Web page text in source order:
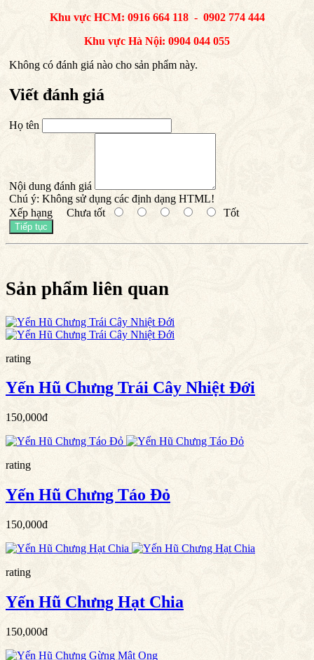
Khu vực HCM: 0916 664 118 - 0902 774 444
Khu vực Hà Nội: 0904 044 055
Không có đánh giá nào cho sản phẩm này.
Viết đánh giá
Họ tên
Nội dung đánh giá
Chú ý: Không sử dụng các định dạng HTML!
Xếp hạng Chưa tốt Tốt
Tiếp tục
Sản phẩm liên quan
rating
Yến Hũ Chưng Trái Cây Nhiệt Đới
150,000đ
rating
Yến Hũ Chưng Táo Đỏ
150,000đ
rating
Yến Hũ Chưng Hạt Chia
150,000đ